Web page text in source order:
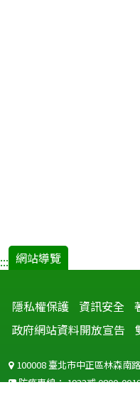
::: 網站導覽
隱私權保護 資訊安全
政府網站資料開放宣告
100008 臺北市中正區林森南
防疫專線：1922或0800-